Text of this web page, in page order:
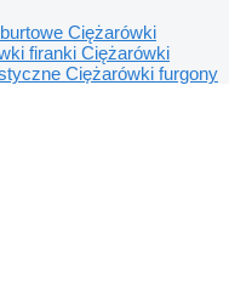
Ciężarówki
firanki Ciężarówki
Ciężarówki furgony